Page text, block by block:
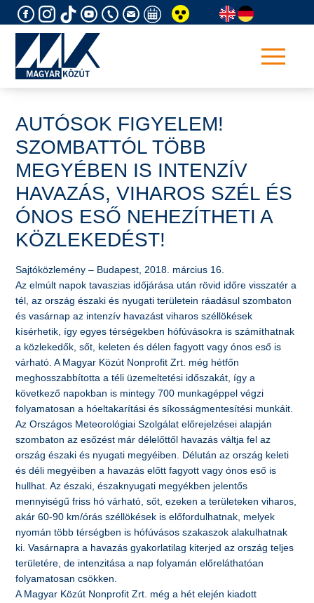
to
AUTÓSOK FIGYELEM!
SZOMBATTÓL TÖBB
MEGYÉBEN IS INTENZÍV
HAVAZÁS, VIHAROS SZÉL ÉS
ÓNOS ESŐ NEHEZÍTHETI A
KÖZLEKEDÉST!
​Sajtóközlemény – Budapest, 2018. március 16.
Az elmúlt napok tavaszias időjárása után rövid időre visszatér a
tél, az ország északi és nyugati területein ráadásul szombaton
és vasárnap az intenzív havazást viharos széllökések
kísérhetik, így egyes térségekben hófúvásokra is számíthatnak
a közlekedők, sőt, keleten és délen fagyott vagy ónos eső is
várható. A Magyar Közút Nonprofit Zrt. még hétfőn
meghosszabbította a téli üzemeltetési időszakát, így a
következő napokban is mintegy 700 munkagéppel végzi
folyamatosan a hóeltakarítási és síkosságmentesítési munkáit.
Az Országos Meteorológiai Szolgálat előrejelzései alapján
szombaton az esőzést már délelőttől havazás váltja fel az
ország északi és nyugati megyéiben. Délután az ország keleti
és déli megyéiben a havazás előtt fagyott vagy ónos eső is
hullhat. Az északi, északnyugati megyékben jelentős
mennyiségű friss hó várható, sőt, ezeken a területeken viharos,
akár 60-90 km/órás széllökések is előfordulhatnak, melyek
nyomán több térségben is hófúvásos szakaszok alakulhatnak
ki. Vasárnapra a havazás gyakorlatilag kiterjed az ország teljes
területére, de intenzitása a nap folyamán előreláthatóan
folyamatosan csökken.
A Magyar Közút Nonprofit Zrt. még a hét elején kiadott